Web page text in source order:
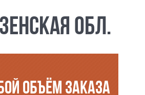
ОБЛ.
ОБЪЁМ ЗАКАЗА